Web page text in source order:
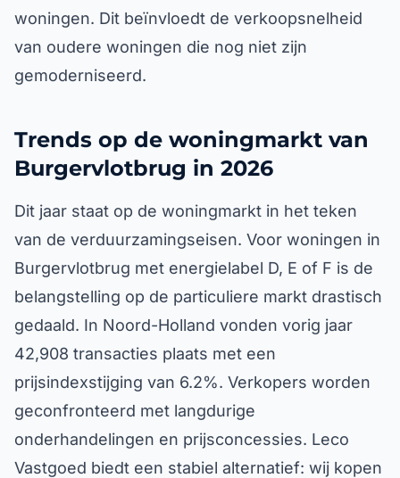
woningen. Dit beïnvloedt de verkoopsnelheid
van oudere woningen die nog niet zijn
gemoderniseerd.
Trends op de woningmarkt van
Burgervlotbrug in 2026
Dit jaar staat op de woningmarkt in het teken
van de verduurzamingseisen. Voor woningen in
Burgervlotbrug met energielabel D, E of F is de
belangstelling op de particuliere markt drastisch
gedaald. In Noord-Holland vonden vorig jaar
42,908 transacties plaats met een
prijsindexstijging van 6.2%. Verkopers worden
geconfronteerd met langdurige
onderhandelingen en prijsconcessies. Leco
Vastgoed biedt een stabiel alternatief: wij kopen